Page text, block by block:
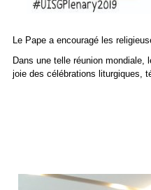
Le Pape a encouragé les
Dans une telle réunion
joie des célébrations liturgiques,